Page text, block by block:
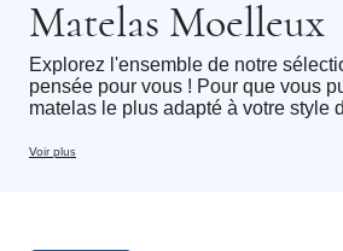
Matelas Moelleux
Explorez l'ensemble de notre
pensée pour vous ! Pour que vous
matelas le plus adapté à votre style
confort Moelleux avec tous type de
Nous sélectionnons des modèles
Voir plus